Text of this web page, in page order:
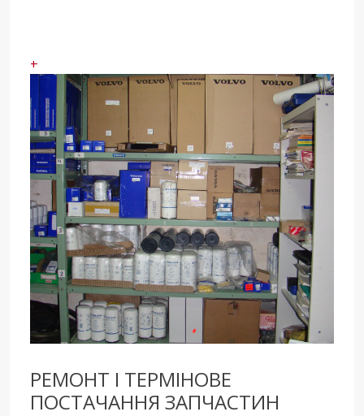
+
РЕМОНТ І ТЕРМІНОВЕ
ПОСТАЧАННЯ ЗАПЧАСТИН